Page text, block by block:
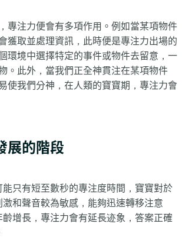
專注力便會有多項作用。例如當某項物件
獲取並處理資訊，此時便是專注力出場的
環境中選擇特定的事件或物件去留意，一
。此外，當我們正全神貫注在某項物件
使我們分神，在人類的寶寶期，專注力會
展的階段
只有短至數秒的專注度時間，寶寶對於
和聲音較為敏感，能夠迅速轉移注意
增長，專注力會有延長迹象，答案正確